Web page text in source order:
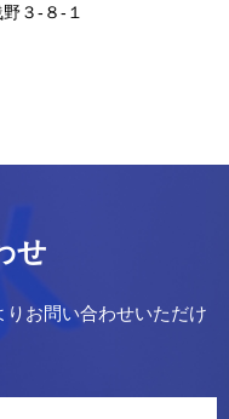
３-８-１
せ
お問い合わせいただけ